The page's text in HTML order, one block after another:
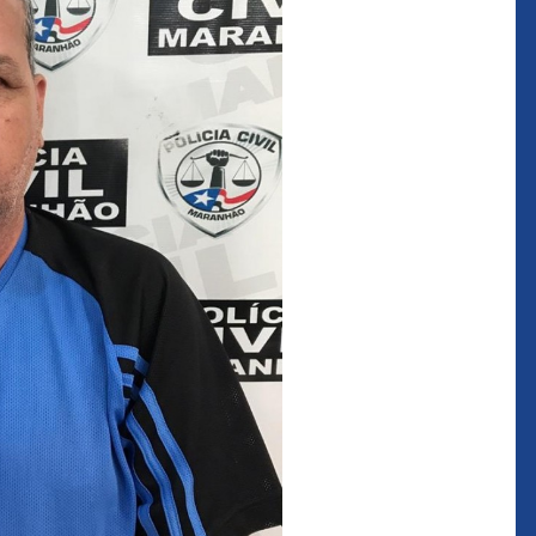
eu estou
desde março
o cargo de
Superior
do
no
e de
da Justiça
no biênio
presidente
Justiça do
o Biênio
juízes e servidores"
Ingressou no Ministério
Público Estadual em 1992,
onde foi Promotor de
presidente do TJMA no
biênio 2024/2026.